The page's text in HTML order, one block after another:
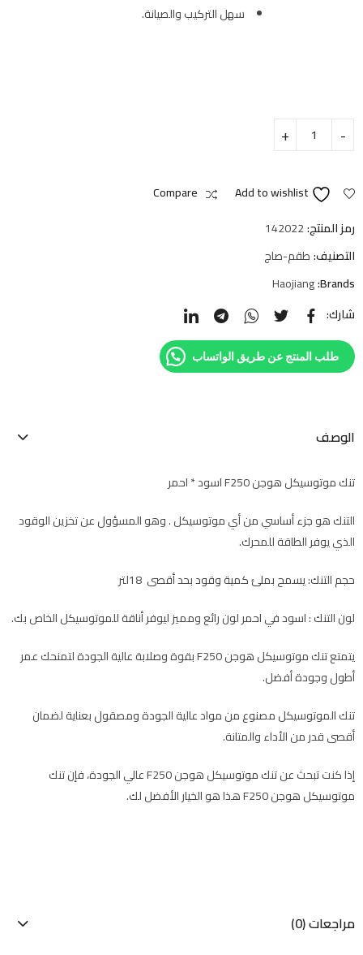
سهل التركيب والصيانة.
Add to wishlist
Compare
رمز المنتج:142022
التصنيف:طقم-صاج
Brands:
Haojiang
شارك:
طلب المنتج عن طريق الواتساب
الوصف
تنك موتوسيكل هوجن F250 اسود * احمر
التنك هو جزء أساسي من أي موتوسيكل . وهو المسؤول عن تخزين الوقود
الذي يوفر الطاقة للمحرك.
حجم التنك: يسمح بملئ كمية وقود بحد أقصى 18لتر
لون التنك : اسود في احمر لون رائع ومميز ليوفر أناقة للموتوسيكل الخاص بك.
يتمتع تنك موتوسيكل هوجن F250 بقوة وصلابة عالية الجودة لتمنحك عمر
أطول وجودة أفضل.
تنك الموتوسيكل مصنوع من مواد عالية الجودة ومصقول بعناية لضمان
أقصى قدر من الأداء والمتانة.
إذا كنت تبحث عن تنك موتوسيكل هوجن F250 عالي الجودة، فإن تنك
موتوسيكل هوجن F250 هذا هو الخيار الأفضل لك.
مراجعات (0)